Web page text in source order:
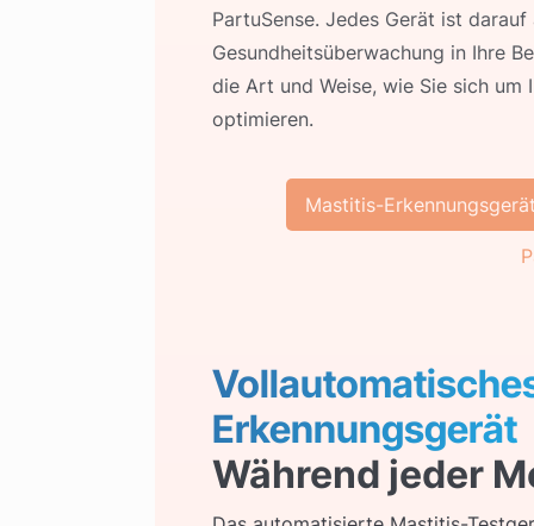
PartuSense. Jedes Gerät ist
Gesundheitsüberwachung in Ihre
die Art und Weise, wie Sie sich
optimieren.
Mastitis-
Erkennungsgerät
Während jeder